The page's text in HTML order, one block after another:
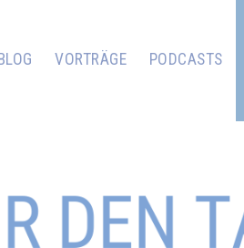
BLOG VORTRÄGE
PODCASTS